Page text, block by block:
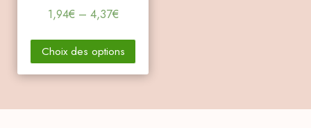
1,94€– 4,37€
Choix des options